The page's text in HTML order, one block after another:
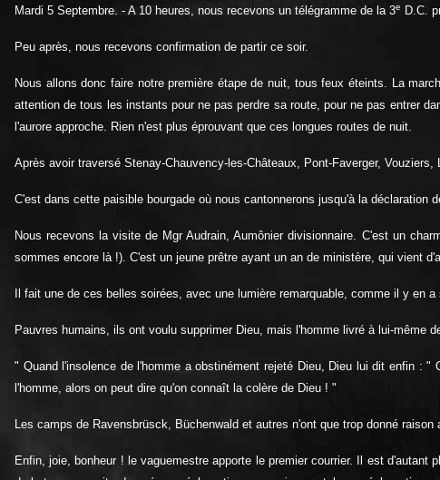
Mardi 5 Septembre. - A 10 heures, nous recevons un télégramme de la 3e D.C.
Peu après, nous recevons confirmation de partir ce soir.
Nous allons donc faire notre première étape de nuit, tous feux éteints. La
attention de tous les instants pour ne pas perdre sa route, pour ne pas entrer
l'aurore approche. Rien n'est plus éprouvant que ces longues routes de nuit.
Après avoir traversé Stenay-Chauvency-les-Châteaux, Pont-Faverger,
C'est dans cette paisible bourgade où nous cantonnerons jusqu'à la déclaration
Nous recevons la visite de Mgr Audrain, Aumônier divisionnaire. C'est un
sommes encore là !). C'est un jeune prêtre ayant un an de ministère, qui vient
Il fait une de ces belles soirées, avec une lumière remarquable, comme il y en
Pauvres humains, ils ont voulu supprimer Dieu, mais l'homme livré à lui-même
" Quand l'insolence de l'homme a obstinément rejeté Dieu, Dieu lui dit enfin :
l'homme, alors on peut dire qu'on connaît la colère de Dieu ! "
Les camps de Ravensbrüsck, Büchenwald et autres n'ont que trop donné raison
Enfin, joie, bonheur ! le vaguemestre apporte le premier courrier. Il est